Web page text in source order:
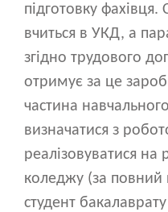
підготовку фахівця.
вчиться в УКД, а
згідно трудового
отримує за це
частина
визначатися з
реалізовуватися на
коледжу (за повний
студент